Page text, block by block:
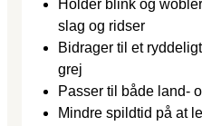
Holder blink og
slag og ridser
Bidrager til et
grej
Passer til både land-
Mindre spildtid på at